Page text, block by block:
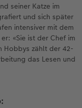
seiner Katze im
und sich später
intensiver mit dem
«Sie ist der Chef im
Hobbys zählt der 42-
das Lesen und